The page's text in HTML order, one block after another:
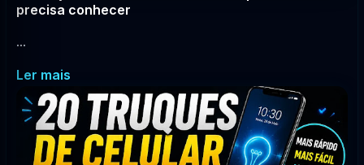
precisa conhecer
...
Ler mais